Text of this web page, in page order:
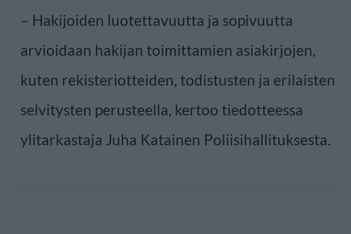
– Hakijoiden luotettavuutta ja sopivuutta
arvioidaan hakijan toimittamien asiakirjojen,
kuten rekisteriotteiden, todistusten ja erilaisten
selvitysten perusteella, kertoo tiedotteessa
ylitarkastaja Juha Katainen Poliisihallituksesta.